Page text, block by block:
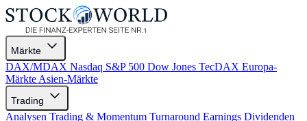
Märkte
DAX/MDAX Nasdaq S&P 500 Dow Jones TecDAX Europa-
Märkte Asien-Märkte
Trading
Analysen Trading & Momentum Turnaround Earnings Dividenden